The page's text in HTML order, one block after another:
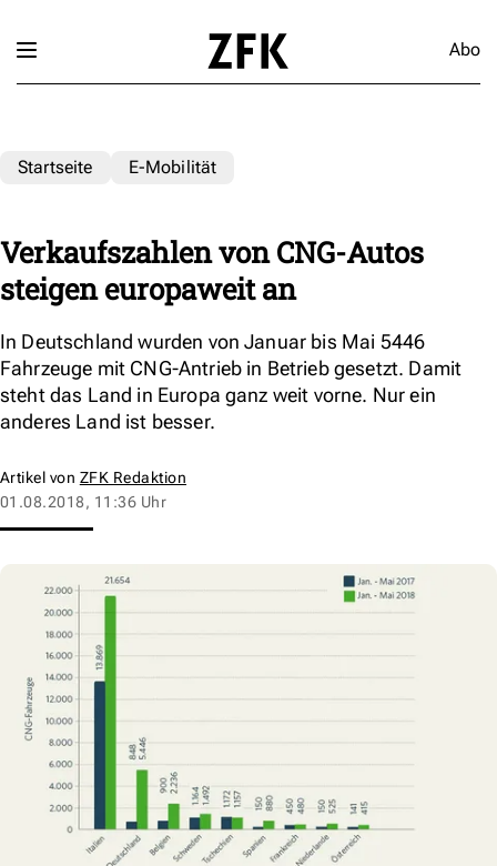
Abo
Startseite E-Mobilität
Verkaufszahlen von CNG-Autos
steigen europaweit an
In Deutschland wurden von Januar bis Mai 5446
Fahrzeuge mit CNG-Antrieb in Betrieb gesetzt. Damit
steht das Land in Europa ganz weit vorne. Nur ein
anderes Land ist besser.
Artikel von ZFK Redaktion
01.08.2018, 11:36 Uhr